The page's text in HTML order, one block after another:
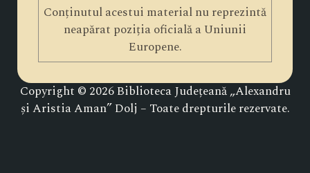
Conținutul acestui material nu reprezintă
neapărat poziția oficială a Uniunii
Europene.
Copyright © 2026 Biblioteca Județeană „Alexandru
și Aristia Aman” Dolj – Toate drepturile rezervate.